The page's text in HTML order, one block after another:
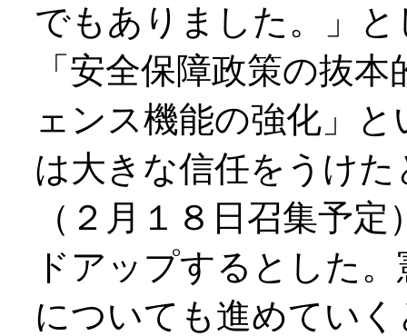
でもありました。」
「安全保障政策の抜
ェンス機能の強化」
は大きな信任をうけ
（２月１８日召集予
ドアップするとした
についても進めてい